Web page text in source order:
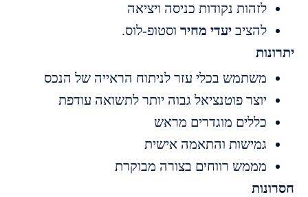
לזהות נקודות כניסה ויציאה
להציב יעדי מחירוסטופ-לוס.
משתמש בכלי עזר לניתוח הראייה של הנכס
יוצר פוטנציאל גבוה יותר לתשואה עודפת
כללים מוגדרים מראש
גמישות והתאמה אישית
מממש רווחים בצורה מבוקרת